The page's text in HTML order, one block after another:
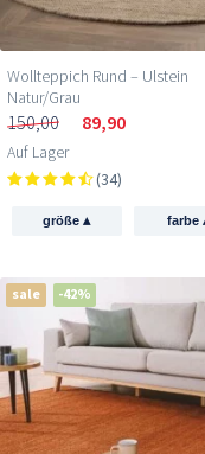
Wollteppich Rund – Ulstein
Natur/Grau
150,00 89,90
Auf Lager
(34)
größe▴ farbe
sale -42%